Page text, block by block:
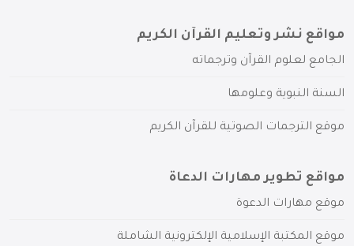
مواقع نشر وتعليم القرآن الكريم
الجامع لعلوم القرآن وترجماته
السنة النبوية وعلومها
موقع الترجمات الصوتية للقرآن الكريم
مواقع تطوير مهارات الدعاة
موقع مهارات الدعوة
موقع المكتبة الإسلامية الإلكترونية الشاملة